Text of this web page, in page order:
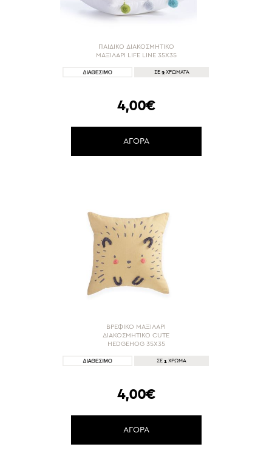
ΠΑΙΔΙΚΟ ΔΙΑΚΟΣΜΗΤΙΚΟ
ΜΑΞΙΛΑΡΙ LIFE LINE 35X35
ΣΕ 2 ΧΡΩΜΑΤΑ
4,00€
ΑΓΟΡΑ
ΒΡΕΦΙΚΟ ΜΑΞΙΛΑΡΙ
ΔΙΑΚΟΣΜΗΤΙΚΟ CUTE
HEDGEHOG 35X35
ΣΕ 1 ΧΡΩΜΑ
4,00€
ΑΓΟΡΑ